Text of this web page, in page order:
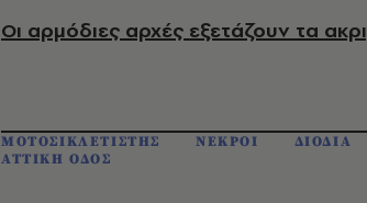
Οι αρμόδιες αρχές εξετάζουν τα
ΜΟΤΟΣΙΚΛΕΤΙΣΤΗΣ ΝΕΚΡΟΙ ΔΙΟΔΙΑ
ΑΤΤΙΚΗ ΟΔΟΣ